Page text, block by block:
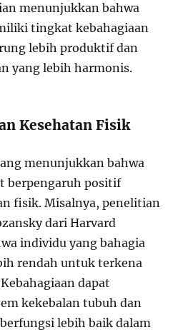
menunjukkan bahwa
tingkat kebahagiaan
lebih produktif dan
yang lebih harmonis.
Kesehatan Fisik
menunjukkan bahwa
berpengaruh positif
fisik. Misalnya, penelitian
dari Harvard
individu yang bahagia
rendah untuk terkena
dapat
kekebalan tubuh dan
lebih baik dalam